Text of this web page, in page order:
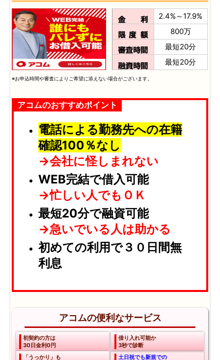
2.4%～17.9%
800万
最短20分
最短20分
※お申込時間や審査によりご希望に添えない場合がございます。
アコムのおすすめポイント
電話による勤務先への在籍
確認100％なし
→会社に怪しまれない
WEB完結で借入可能
→忙しい人でもＯＫ
最短20分で融資可能
→急いでいる人は助かる
初めての利用で３０日間無
利息
アコムの便利なサービス
初契約の方は
30日金利0円
借り入れ可能か
3秒で診断
「うっかり」も
土日祝でも新規での